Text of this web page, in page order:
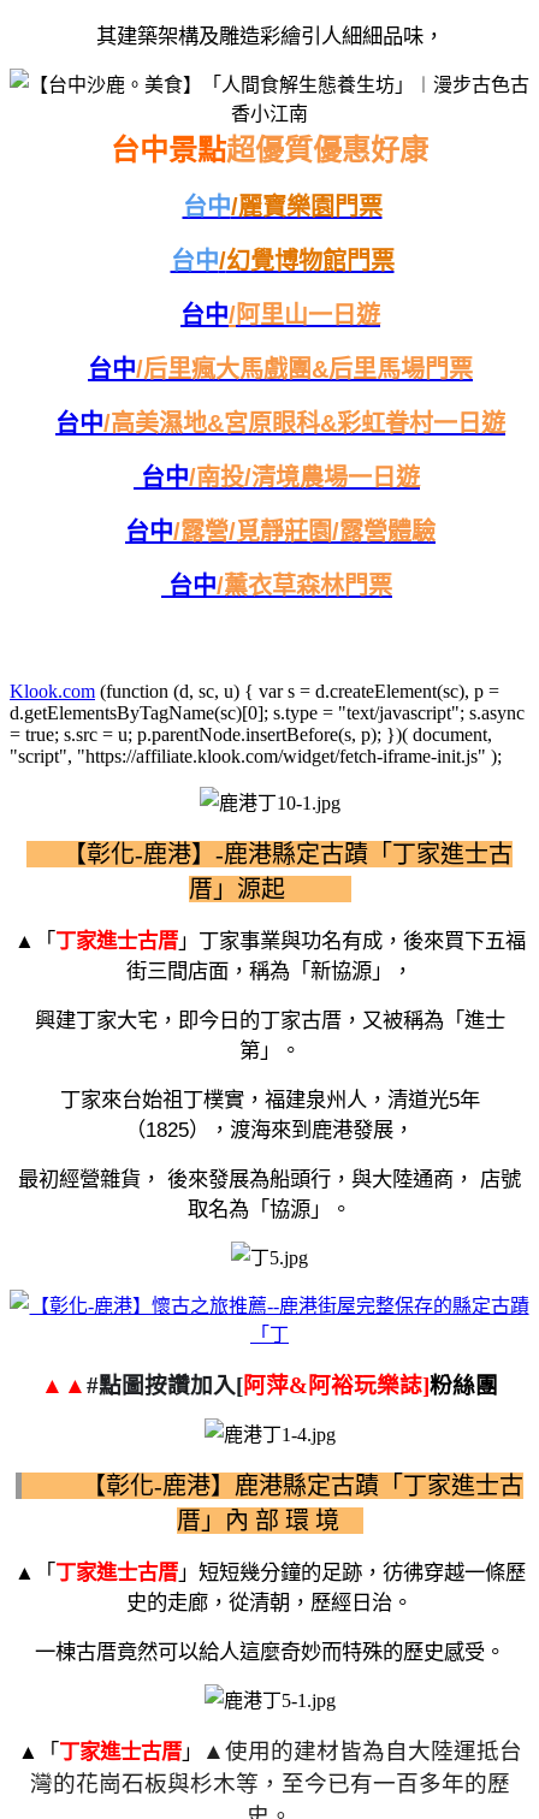
其建築架構及雕造彩繪引人細細品味，
台中景點超優質優惠好康
台中/麗寶樂園門票
台中/幻覺博物館門票
台中/阿里山一日遊
台中/后里瘋大馬戲團&后里馬場門票
台中/高美濕地&宮原眼科&彩虹眷村一日遊
台中/南投/清境農場一日遊
台中/露營/覓靜莊園/露營體驗
台中/薰衣草森林門票
Klook.com (function (d, sc, u) { var s = d.createElement(sc), p =
d.getElementsByTagName(sc)[0]; s.type = "text/javascript"; s.async
= true; s.src = u; p.parentNode.insertBefore(s, p); })( document,
"script", "https://affiliate.klook.com/widget/fetch-iframe-init.js" );
【彰化-鹿港】-鹿港縣定古蹟「丁家進士古
厝」源起
▲ 「丁家進士古厝」 丁家事業與功名有成，後來買下五福
街三間店面，稱為「新協源」，
興建丁家大宅，即今日的丁家古厝，又被稱為「進士
第」。
丁家來台始祖丁樸實，福建泉州人，清道光5年
（1825），渡海來到鹿港發展，
最初經營雜貨， 後來發展為船頭行 ，與大陸通商， 店號
取名為「協源」。
▲▲#點圖按讚加入[阿萍&阿裕玩樂誌]粉絲團
【彰化-鹿港】鹿港縣定古蹟「丁家進士古
厝」內 部 環 境
▲ 「丁家進士古厝」 短短幾分鐘的足跡，彷彿穿越一條歷
史的走廊，從清朝，歷經日治。
一棟古厝竟然可以給人這麼奇妙而特殊的歷史感受。
▲ 「丁家進士古厝」 ▲使用的建材皆為自大陸運抵台
灣的花崗石板與杉木等，至今已有一百多年的歷